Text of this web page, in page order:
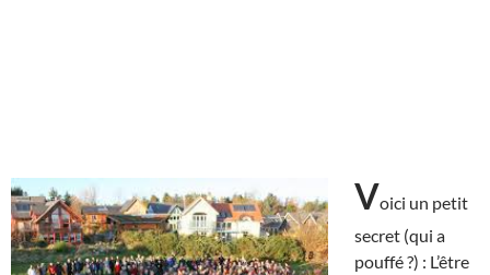
Voici un petit
secret (qui a
pouffé ?) : L’être